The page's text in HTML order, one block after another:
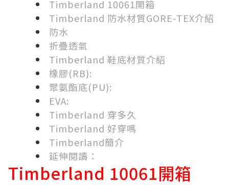
Timberland 10061開箱
Timberland 防水材質GORE-TEX介紹
防水
折疊透氣
Timberland 鞋底材質介紹
橡膠(RB):
聚氨酯底(PU):
EVA:
Timberland 穿多久
Timberland 好穿嗎
Timberland簡介
延伸閱讀：
Timberland 10061開箱